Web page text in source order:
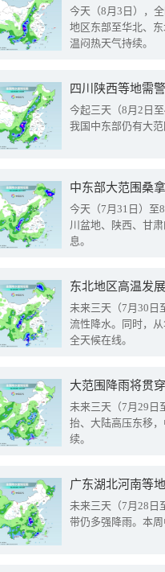
今天（8月3日），
地区东部至华北、
温闷热天气持续。
今起三天（8月2日
我国中东部仍有大
中东部大范围桑
今天（7月31日）至
川盆地、陕西、甘
息。
东北地区高温发
未来三天（7月30日
流性降水。同时，
全天候在线。
大范围降雨将贯
未来三天（7月29日
抬、大陆高压东移
续。
广东湖北河南等
未来三天（7月28日
带仍多强降雨。本